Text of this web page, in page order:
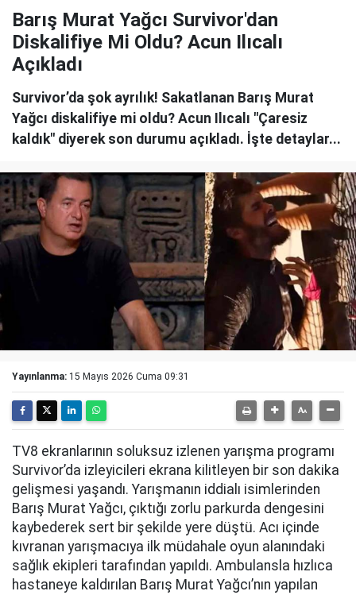
Barış Murat Yağcı Survivor'dan
Diskalifiye Mi Oldu? Acun Ilıcalı
Açıkladı
Survivor’da şok ayrılık! Sakatlanan Barış Murat
Yağcı diskalifiye mi oldu? Acun Ilıcalı "Çaresiz
kaldık" diyerek son durumu açıkladı. İşte detaylar...
Yayınlanma: 15 Mayıs 2026 Cuma 09:31
TV8 ekranlarının soluksuz izlenen yarışma programı
Survivor’da izleyicileri ekrana kilitleyen bir son dakika
gelişmesi yaşandı. Yarışmanın iddialı isimlerinden
Barış Murat Yağcı, çıktığı zorlu parkurda dengesini
kaybederek sert bir şekilde yere düştü. Acı içinde
kıvranan yarışmacıya ilk müdahale oyun alanındaki
sağlık ekipleri tarafından yapıldı. Ambulansla hızlıca
hastaneye kaldırılan Barış Murat Yağcı’nın yapılan